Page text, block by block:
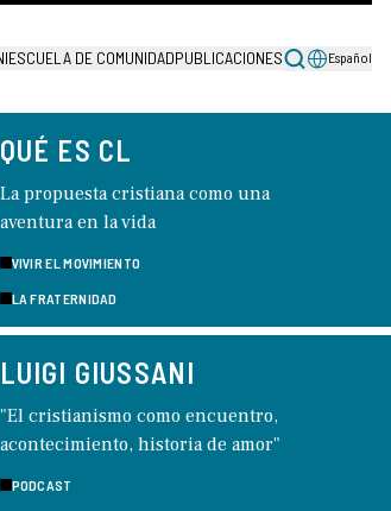
ESCUELA DE COMUNIDADPUBLICACIONES Español
QUÉ ES CL
La propuesta cristiana como una
aventura en la vida
VIVIR EL MOVIMIENTO
LA FRATERNIDAD
LUIGI GIUSSANI
"El cristianismo como encuentro,
acontecimiento, historia de amor"
PODCAST